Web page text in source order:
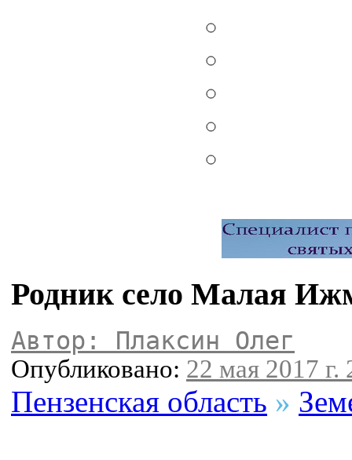
Родник село Малая
Автор: Плаксин Олег
Опубликовано: 22 мая 2017 г.
Пензенская область »